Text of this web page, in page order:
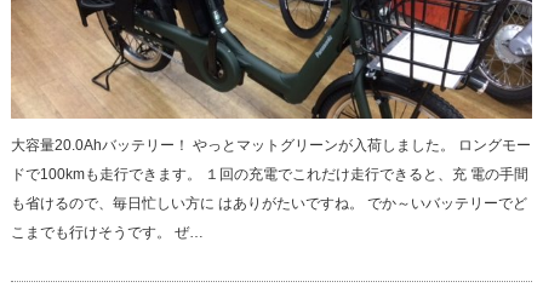
大容量20.0Ahバッテリー！ やっとマットグリーンが入荷しました。 ロングモー
ドで100kmも走行できます。 １回の充電でこれだけ走行できると、充 電の手間
も省けるので、毎日忙しい方に はありがたいですね。 でか～いバッテリーでど
こまでも行けそうです。 ぜ…